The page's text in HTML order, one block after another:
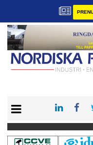
KONTAKT